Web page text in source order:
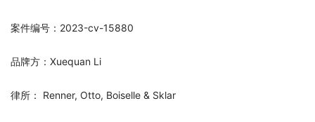
案件编号：2023-cv-15880
品牌方：Xuequan Li
律所： Renner, Otto, Boiselle & Sklar